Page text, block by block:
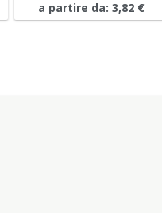
a partire da: 3,82 €